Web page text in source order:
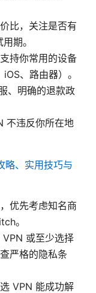
比，关注是否有
期。
持你常用的设备
、路由器）。
、明确的退款政
不违反你所在地
略、实用技巧与
优先考虑知名商
。
或至少选择
严格的隐私条
VPN 能成功解